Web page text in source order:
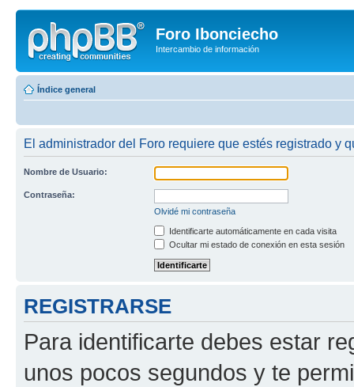
Foro Ibonciecho
Intercambio de información
Índice general
El administrador del Foro requiere que estés registrado y
Nombre de Usuario:
Contraseña:
Olvidé mi contraseña
Identificarte automáticamente en cada visita
Ocultar mi estado de conexión en esta sesión
REGISTRARSE
Para identificarte debes estar
unos pocos segundos y te